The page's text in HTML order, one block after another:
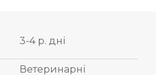
3-4 р. дні
Ветеринарні